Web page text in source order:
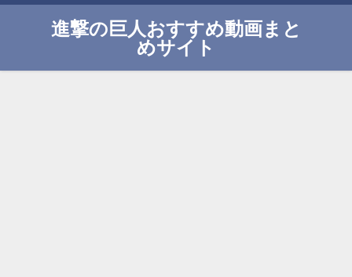
進撃の巨人おすすめ動画まと
めサイト